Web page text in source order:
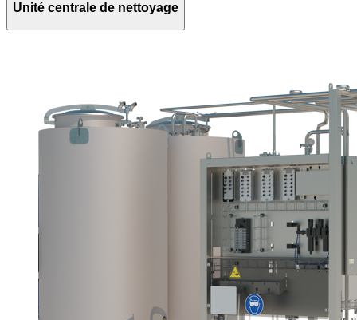
Unité centrale de nettoyage